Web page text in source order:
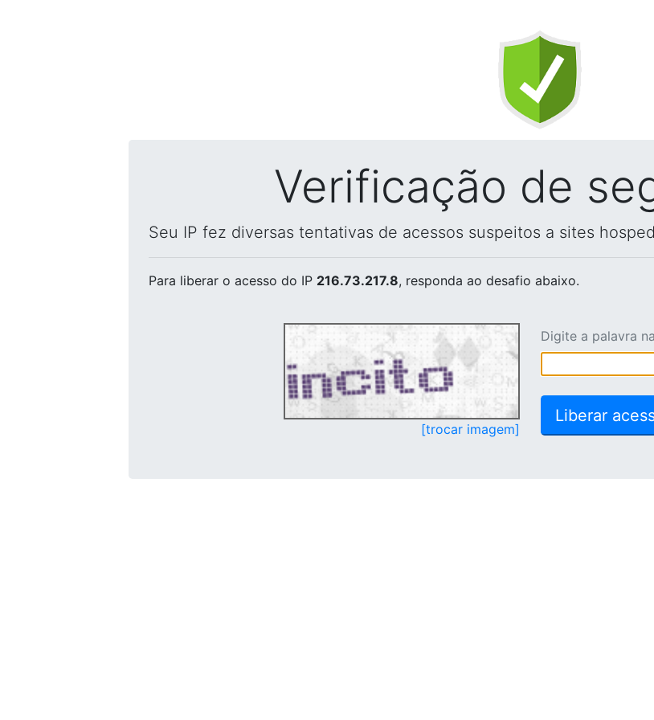
Verificação de
Seu IP fez diversas tentativas de acessos suspeitos a sites
Para liberar o acesso do IP 216.73.217.8, responda ao desafio abaixo.
[trocar imagem]
Digite a palavra